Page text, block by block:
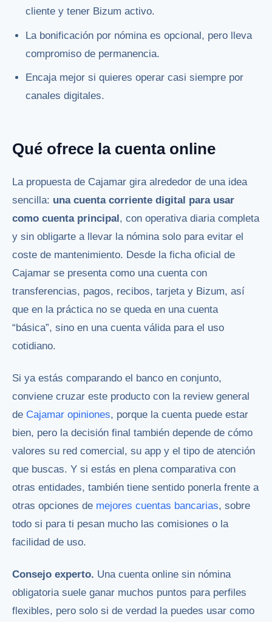
cliente y tener Bizum activo.
La bonificación por nómina es opcional, pero lleva
compromiso de permanencia.
Encaja mejor si quieres operar casi siempre por
canales digitales.
Qué ofrece la cuenta online
La propuesta de Cajamar gira alrededor de una idea
sencilla: una cuenta corriente digital para usar
como cuenta principal, con operativa diaria completa
y sin obligarte a llevar la nómina solo para evitar el
coste de mantenimiento. Desde la ficha oficial de
Cajamar se presenta como una cuenta con
transferencias, pagos, recibos, tarjeta y Bizum, así
que en la práctica no se queda en una cuenta
“básica”, sino en una cuenta válida para el uso
cotidiano.
Si ya estás comparando el banco en conjunto,
conviene cruzar este producto con la review general
de Cajamar opiniones, porque la cuenta puede estar
bien, pero la decisión final también depende de cómo
valores su red comercial, su app y el tipo de atención
que buscas. Y si estás en plena comparativa con
otras entidades, también tiene sentido ponerla frente a
otras opciones de mejores cuentas bancarias, sobre
todo si para ti pesan mucho las comisiones o la
facilidad de uso.
Consejo experto. Una cuenta online sin nómina
obligatoria suele ganar muchos puntos para perfiles
flexibles, pero solo si de verdad la puedes usar como